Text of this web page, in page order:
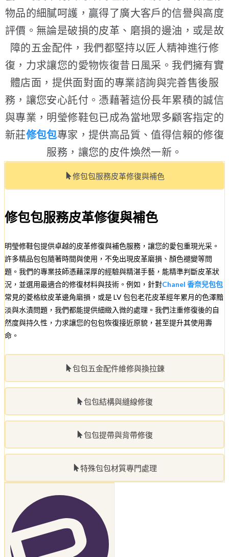
物品的細膩呵護，贏得了廣大客戶的信譽與高度
評價。無論是破損的皮革、磨損的邊油，或是故
障的五金配件，我們都堅持以匠人精神進行修
復，力求讓您的愛物恢復昔日風采。我們擁有實
體店面，提供面對面的專業諮詢與完善售後服
務，讓您安心託付。憑藉著這份長年累積的誠信
與專業，明瑩修鞋包已成為當地眾多顧客指定的
新莊修包包專家，提供高品質、值得信賴的修復
服務，讓您的皮件煥然一新。
修包包服務皮革修復與補色
包包五金配件維修與換拉鍊
包包結構與縫線修復
包包提帶與背帶修復
特殊包包材質專門處理
修包包服務皮革修復與補色
明瑩修鞋包提供卓越的皮革修復與補色服務，讓您的愛包重現光采。
許多精品包包隨著時間與使用，不免出現皮革磨損、顏色褪變等問
題。我們的專業技師憑藉深厚的經驗與精湛手藝，能精準判斷皮革狀
況，並選用最適合的修復材料與技術。例如，針對Chanel 香奈兒包包
常見的菱格紋皮革邊角磨損，或是 LV 包包老花皮革經年累月的色澤黯
淡與水漬問題，我們都能提供細緻入微的處理。我們注重修復後的自
然度與持久性，力求讓您的包包恢復接近原貌，甚至提升其使用壽
命。